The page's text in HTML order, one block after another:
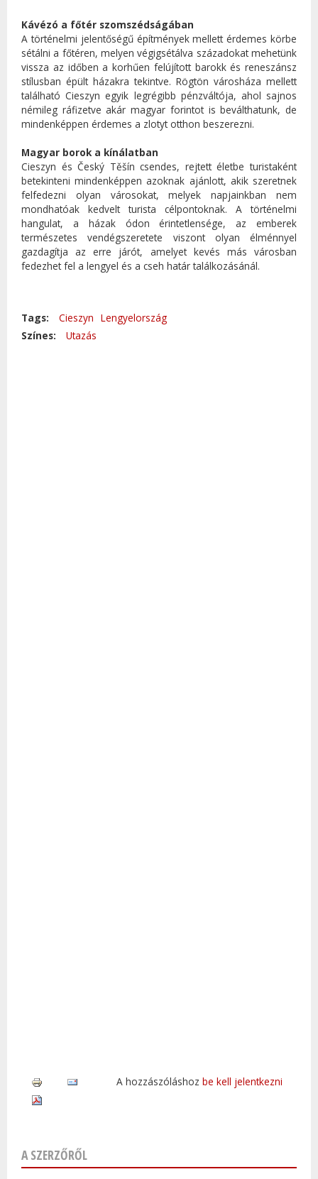
Kávézó a főtér szomszédságában
A történelmi jelentőségű építmények mellett érdemes körbe
sétálni a főtéren, melyen végigsétálva századokat mehetünk
vissza az időben a korhűen felújított barokk és reneszánsz
stílusban épült házakra tekintve. Rögtön városháza mellett
található Cieszyn egyik legrégibb pénzváltója, ahol sajnos
némileg ráfizetve akár magyar forintot is beválthatunk, de
mindenképpen érdemes a zlotyt otthon beszerezni.
Magyar borok a kínálatban
Cieszyn és Český Těšín csendes, rejtett életbe turistaként
betekinteni mindenképpen azoknak ajánlott, akik szeretnek
felfedezni olyan városokat, melyek napjainkban nem
mondhatóak kedvelt turista célpontoknak. A történelmi
hangulat, a házak ódon érintetlensége, az emberek
természetes vendégszeretete viszont olyan élménnyel
gazdagítja az erre járót, amelyet kevés más városban
fedezhet fel a lengyel és a cseh határ találkozásánál.
Tags: Cieszyn Lengyelország
Színes:
Utazás
A hozzászóláshoz be kell jelentkezni
A SZERZŐRŐL